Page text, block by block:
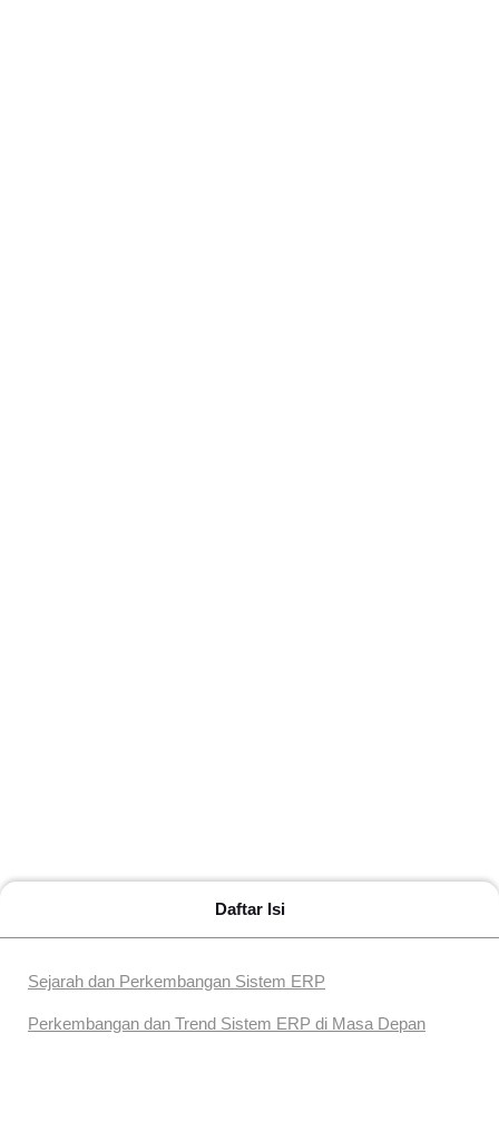
Daftar Isi
Sejarah dan Perkembangan Sistem ERP
Perkembangan dan Trend Sistem ERP di Masa Depan